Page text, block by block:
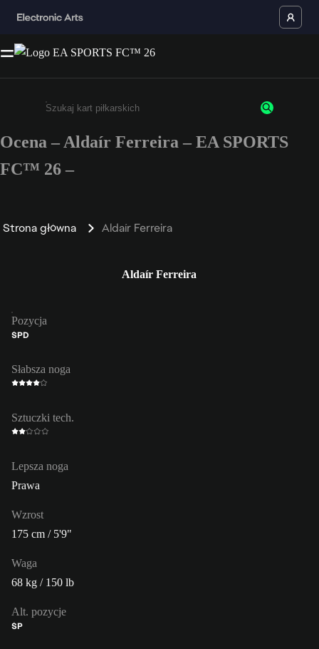
Wpisz co najmniej 3 znaki lub cyfry.
Ocena – Aldaír Ferreira – EA SPORTS
FC™ 26 –
Strona główna Aldaír Ferreira
Aldaír Ferreira
Pozycja
ŚPD
Słabsza noga
Sztuczki tech.
Lepsza noga
Prawa
Wzrost
175 cm / 5'9"
Waga
68 kg / 150 lb
Alt. pozycje
ŚP